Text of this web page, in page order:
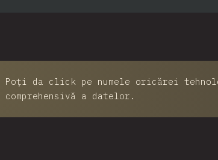
Poți da click pe numele oricărei
comprehensivă a datelor.